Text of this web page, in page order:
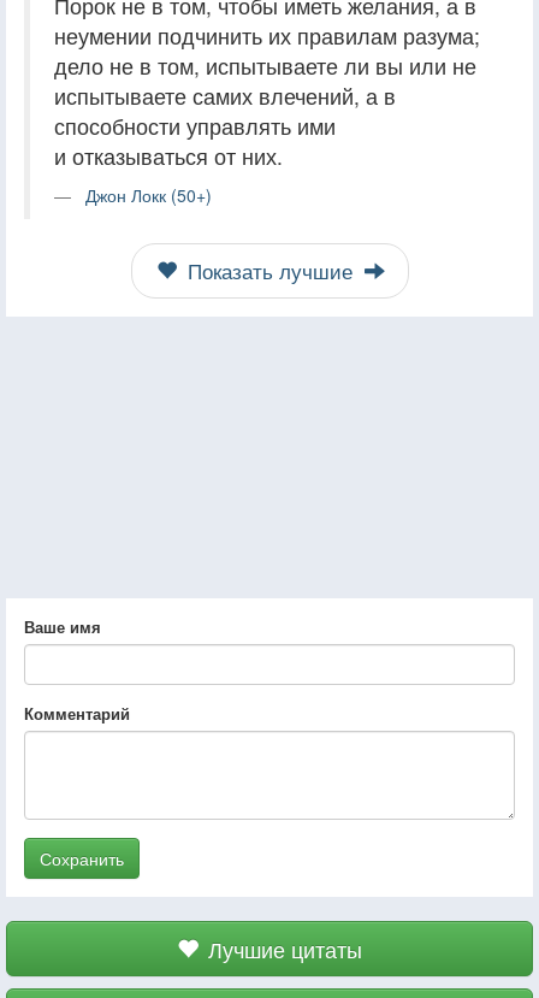
неумении подчинить их правилам разума;
дело не в том, испытываете ли вы или не
испытываете самих влечений, а в
способности управлять ими
и отказываться от них.
Джон Локк (50+)
Показать лучшие
Ваше имя
Комментарий
Сохранить
Лучшие цитаты